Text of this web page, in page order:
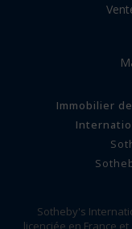
Immobilier
Sotheby's
licenciée en France